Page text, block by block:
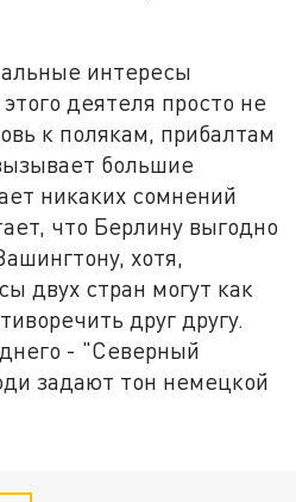
интересы
деятеля просто не
к полякам, прибалтам
большие
никаких сомнений
что Берлину выгодно
хотя,
двух стран могут как
друг другу.
- "Северный
задают тон немецкой